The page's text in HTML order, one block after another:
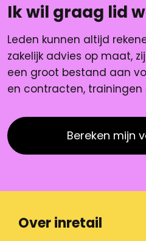
Ik wil graag lid
Leden kunnen altijd
zakelijk advies op maat,
een groot bestand aan
en contracten,
Bereken mijn
Over inretail